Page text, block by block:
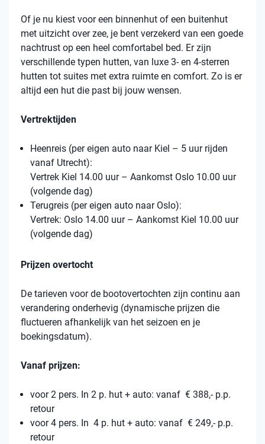
Of je nu kiest voor een binnenhut of een buitenhut
met uitzicht over zee, je bent verzekerd van een goede
nachtrust op een heel comfortabel bed. Er zijn
verschillende typen hutten, van luxe 3- en 4-sterren
hutten tot suites met extra ruimte en comfort. Zo is er
altijd een hut die past bij jouw wensen.
Vertrektijden
Heenreis (per eigen auto naar Kiel – 5 uur rijden
vanaf Utrecht):
Vertrek Kiel 14.00 uur – Aankomst Oslo 10.00 uur
(volgende dag)
Terugreis (per eigen auto naar Oslo):
Vertrek: Oslo 14.00 uur – Aankomst Kiel 10.00 uur
(volgende dag)
Prijzen overtocht
De tarieven voor de bootovertochten zijn continu aan
verandering onderhevig (dynamische prijzen die
fluctueren afhankelijk van het seizoen en je
boekingsdatum).
Vanaf prijzen:
voor 2 pers. In 2 p. hut + auto: vanaf € 388,- p.p.
retour
voor 4 pers. In 4 p. hut + auto: vanaf € 249,- p.p.
retour